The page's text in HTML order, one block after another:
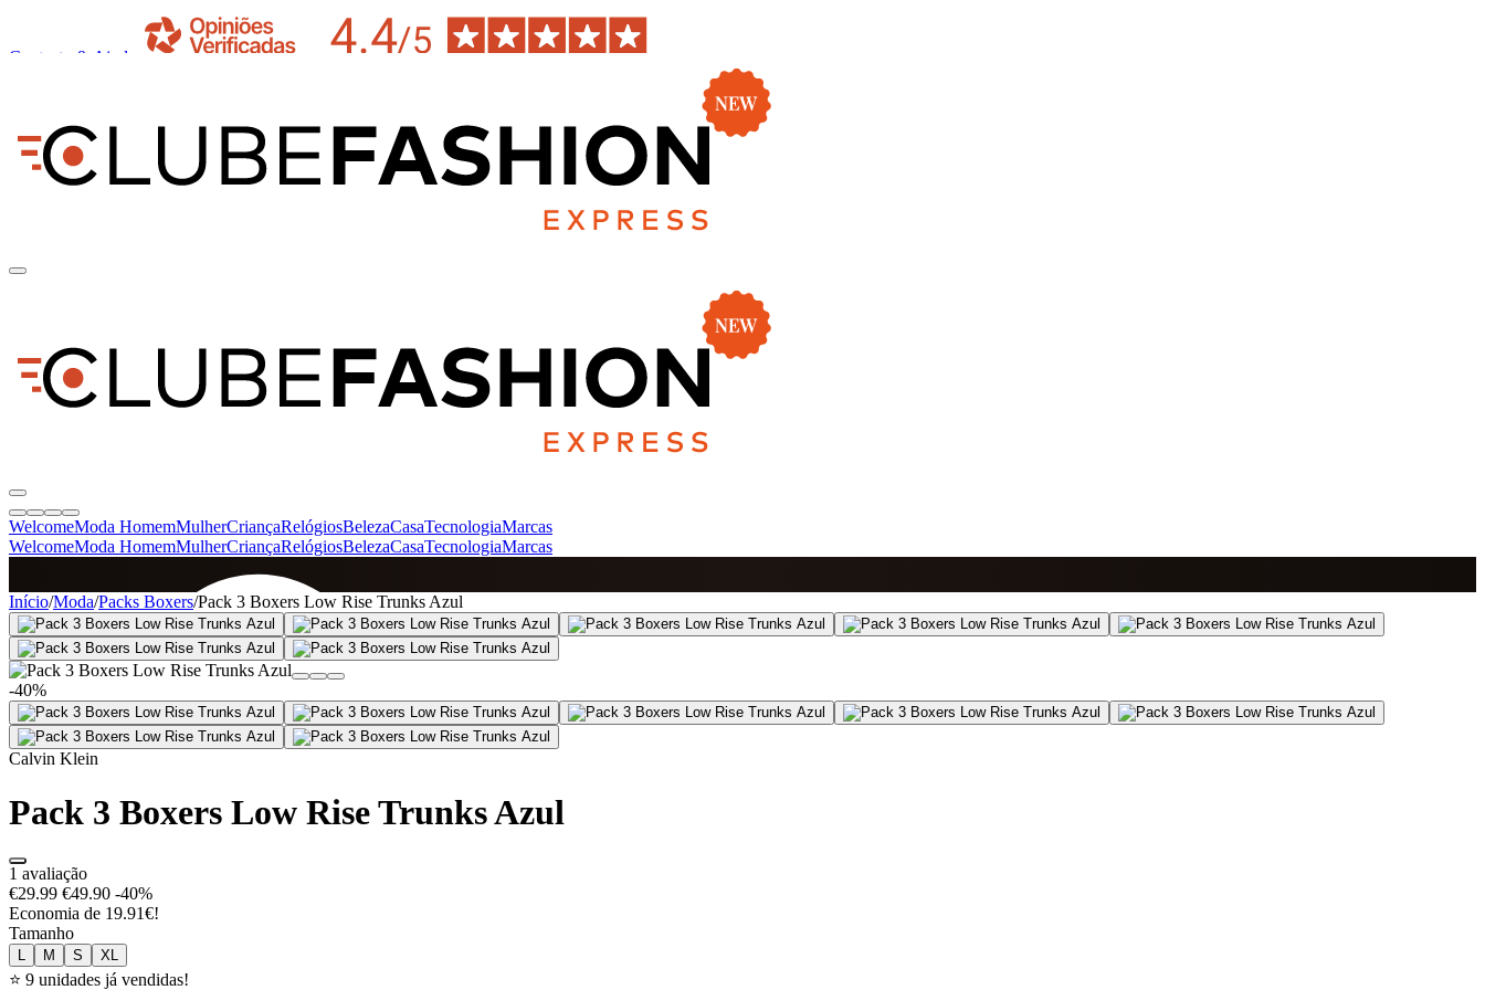
Contacto & Ajuda
WelcomeModa HomemMulherCriançaRelógiosBelezaCasaTecnologiaMarcas
WelcomeModa HomemMulherCriançaRelógiosBelezaCasaTecnologiaMarcas
SINCE 2005
+de 36.000 reviews
Início/Moda/Packs Boxers/Pack 3 Boxers Low Rise Trunks Azul
-40%
Calvin Klein
Pack 3 Boxers Low Rise Trunks Azul
1 avaliação
€29.99 €49.90 -40%
Economia de 19.91€!
Tamanho
M S XL
⭐ 9 unidades já vendidas!